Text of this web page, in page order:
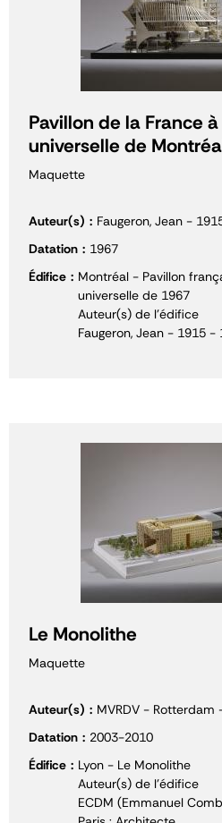
Pavillon de la France
universelle de
Maquette
Auteur(s)
Faugeron, Jean -
Datation
1967
Édifice
Montréal - Pavillon
universelle de 1967
Auteur(s) de l'édifice
Faugeron, Jean - 1915
Le Monolithe
Maquette
Auteur(s)
MVRDV - Rotterdam
Datation
2003-2010
Édifice
Lyon - Le Monolithe
Auteur(s) de l'édifice
ECDM (Emmanuel